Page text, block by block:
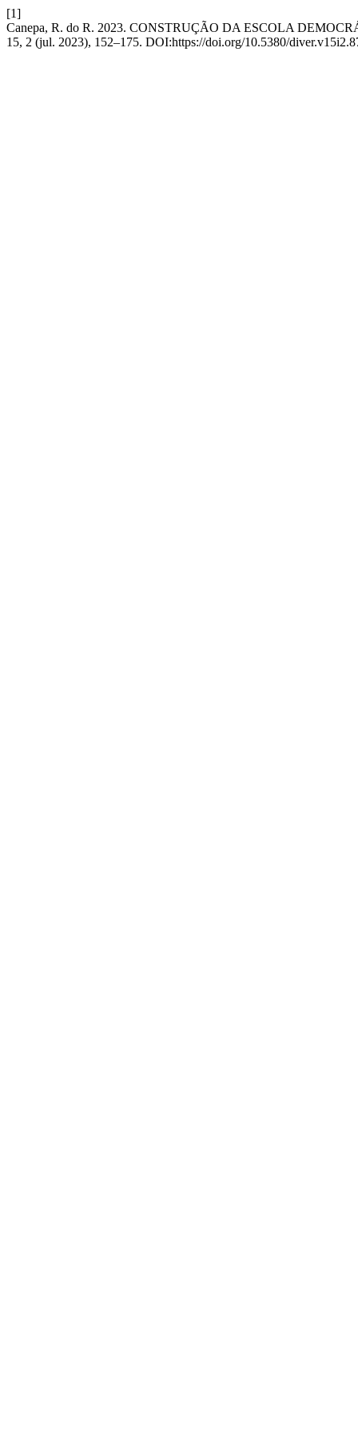
[1]
Canepa, R. do R. 2023. CONSTRUÇÃO DA ESCOLA
15, 2 (jul. 2023), 152–175. DOI:https://doi.org/10.5380/